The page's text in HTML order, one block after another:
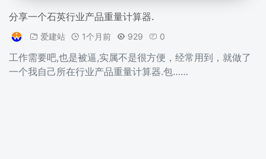
分享一个石英行业产品重量计算器.
爱建站 1个月前 929 0
工作需要吧,也是被逼,实属不是很方便，经常用到，就做了
一个我自己所在行业产品重量计算器.包……